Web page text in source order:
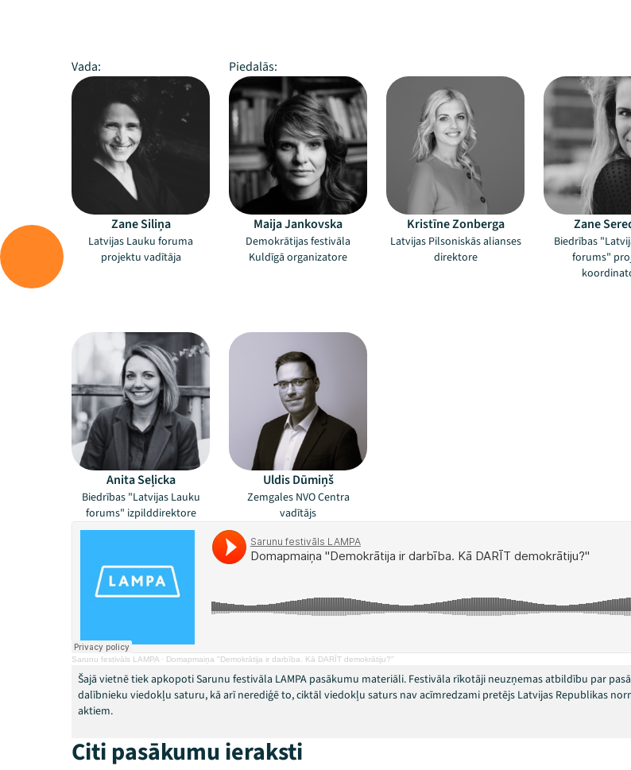
Vada:
Piedalās:
Zane Siliņa
Latvijas Lauku foruma
projektu vadītāja
Maija Jankovska
Demokrātijas festivāla
Kuldīgā organizatore
Kristīne Zonberga
Latvijas Pilsoniskās alianses
direktore
Zane
Biedrības
forums"
Anita Seļicka
Biedrības "Latvijas Lauku
forums" izpilddirektore
Uldis Dūmiņš
Zemgales NVO Centra
vadītājs
Sarunu festivāls LAMPA · Domapmaiņa "Demokrātija ir darbība. Kā DARĪT demokrātiju?"
Šajā vietnē tiek apkopoti Sarunu festivāla LAMPA pasākumu materiāli. Festivāla rīkotāji neuzņemas atbildību par
dalībnieku viedokļu saturu, kā arī nerediģē to, ciktāl viedokļu saturs nav acīmredzami pretējs Latvijas Republikas
aktiem.
Citi pasākumu ieraksti